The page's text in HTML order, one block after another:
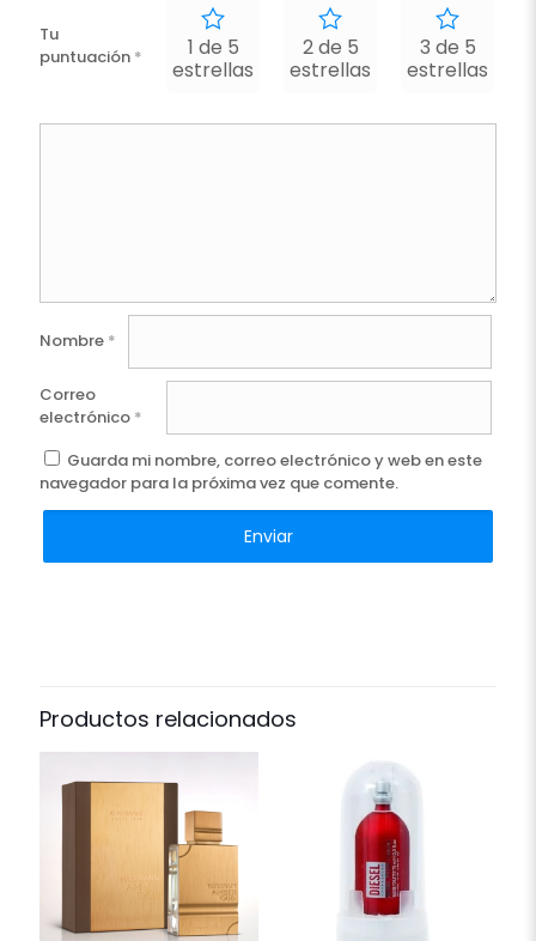
Tu
puntuación *
1 de 5
estrellas
2 de 5
estrellas
3 de 5
estrellas
Nombre *
Correo
electrónico *
Guarda mi nombre, correo electrónico y web en este
navegador para la próxima vez que comente.
Productos relacionados